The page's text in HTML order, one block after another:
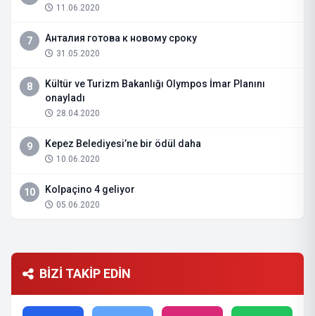
11.06.2020
7 Анталия готова к новому сроку
31.05.2020
8
Kültür ve Turizm Bakanlığı Olympos İmar Planını
onayladı
28.04.2020
9 Kepez Belediyesi’ne bir ödül daha
10.06.2020
10 Kolpaçino 4 geliyor
05.06.2020
BİZİ TAKİP EDİN